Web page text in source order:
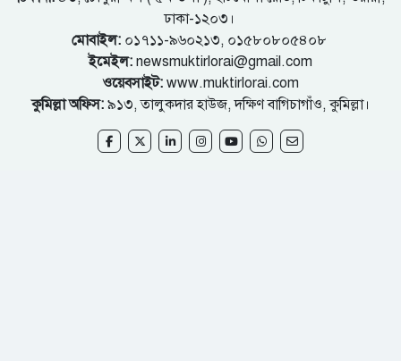
ঢাকা-১২০৩।
মোবাইল:০১৭১১-৯৬০২১৩, ০১৫৮০৮০৫৪০৮
ইমেইল: newsmuktirlorai@gmail.com
ওয়েবসাইট: www.muktirlorai.com
কুমিল্লা অফিস: ৯১৩, তালুকদার হাউজ, দক্ষিণ বাগিচাগাঁও, কুমিল্লা।